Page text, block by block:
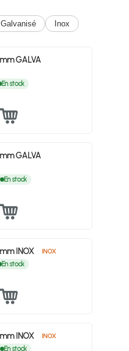
Galvanisé Inox
GALVA
En stock
GALVA
En stock
INOX INOX
En stock
INOX INOX
En stock